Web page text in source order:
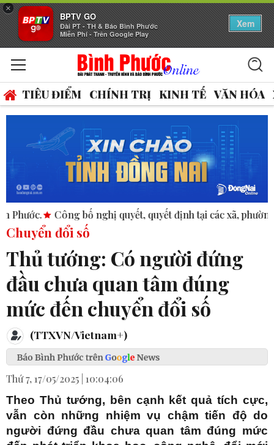
×
BPTV GO
Đài PT - TH & Báo Bình Phước
Miễn Phí - Trên Google Play
Xem
TIÊU ĐIỂM CHÍNH TRỊ KINH TẾ VĂN HÓA
nghị quyết, quyết định tại các xã, phường. ASEAN thúc
Chuyển đổi số
Thủ tướng: Có người đứng
đầu chưa quan tâm đúng
mức đến chuyển đổi số
(TTXVN/Vietnam+)
Thứ 7, 17/05/2025 | 10:04:06
Theo Thủ tướng, bên cạnh kết quả tích cực,
vẫn còn những nhiệm vụ chậm tiến độ do
người đứng đầu chưa quan tâm đúng mức